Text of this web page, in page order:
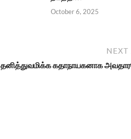
October 6, 2025
NEXT
தனித்துவமிக்க கதாநாயகனாக